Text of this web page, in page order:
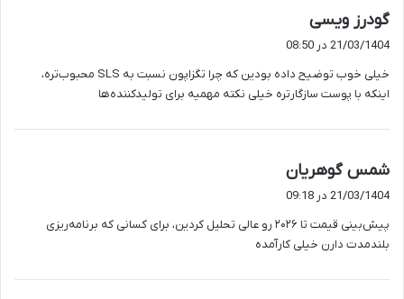
گودرز ویسی
ف
:
21/03/1404 در 08:50
خیلی خوب توضیح داده بودین که چرا تگزاپون نسبت به SLS محبوب‌تره،
اینکه با پوست سازگارتره خیلی نکته مهمیه برای تولیدکننده‌ها
شمس گوهریان
:
21/03/1404 در 09:18
پیش‌بینی قیمت تا ۲۰۲۶ رو عالی تحلیل کردین، برای کسانی که برنامه‌ریزی
بلندمدت دارن خیلی کارآمده